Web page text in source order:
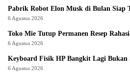
Pabrik Robot Elon Musk di Bulan Siap
6 Agustus 2026
Toko Mie Tutup Permanen Resep
6 Agustus 2026
Keyboard Fisik HP Bangkit Lagi Bukan
6 Agustus 2026